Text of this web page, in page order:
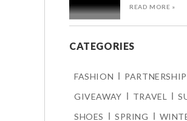
READ MORE »
CATEGORIES
FASHION PARTNERSHIP
GIVEAWAY
TRAVEL
SHOES
SPRING